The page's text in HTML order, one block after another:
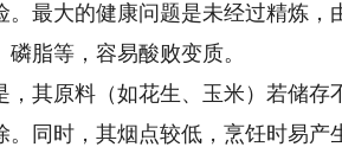
。最大的健康问题是未经过精炼
脂等，容易酸败变质。
原料（如花生、玉米）若储存
。同时，其烟点较低，烹饪时易